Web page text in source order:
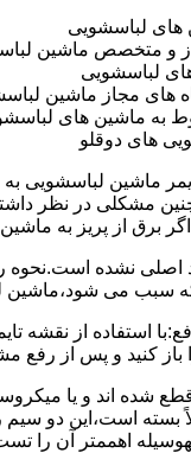
لباسشویی
و متخصص ماشین
لباسشویی
های مجاز ماشین
به ماشین های
های دوقلو
ﺗﺎﯾﻤﺮ ماشین
ﺑﺮق از ﭘﺮﯾﺰ ﺑﻪ
اﺻﻠﯽ ﻧﺸﺪه
سبب می شود،ﻣﺎﺷﯿﻦ
اﺳﺘﻔﺎده از ﻧﻘﺸﻪ
کنید و ﭘﺲ از رﻓﻊ
ﻗﻄﻊ شده اند و ﯾﺎ
ﺑﺴﺘﻪ اﺳﺖ،اﯾﻦ دو
اهممتر آن را